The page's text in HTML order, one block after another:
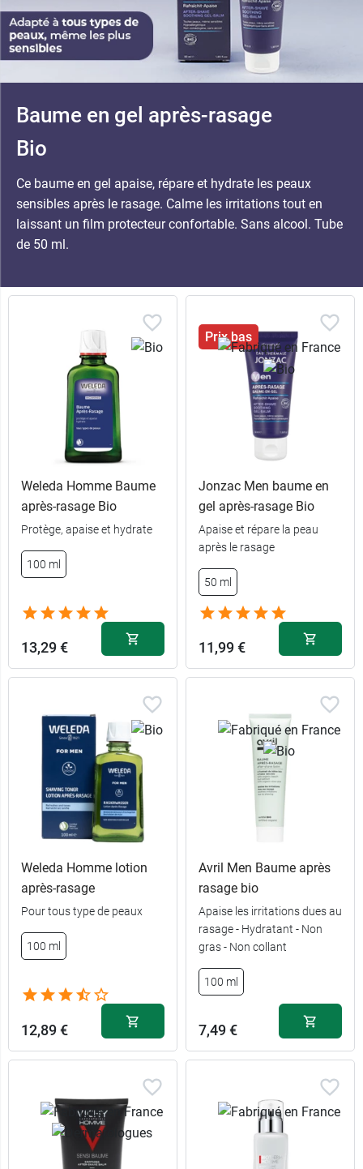
Baume en gel après-rasage
Bio
Ce baume en gel apaise, répare et hydrate les peaux
sensibles après le rasage. Calme les irritations tout en
laissant un film protecteur confortable. Sans alcool. Tube
de 50 ml.
Weleda Homme Baume
après-rasage Bio
Protège, apaise et hydrate
100 ml
13,29 €
Prix bas
Jonzac Men baume en
gel après-rasage Bio
Apaise et répare la peau
après le rasage
50 ml
11,99 €
Weleda Homme lotion
après-rasage
Pour tous type de peaux
100 ml
12,89 €
Avril Men Baume après
rasage bio
Apaise les irritations dues au
rasage - Hydratant - Non
gras - Non collant
100 ml
7,49 €